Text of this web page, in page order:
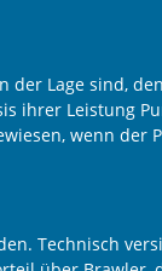
Lage sind,
ihrer Leistung
wenn der
Technisch